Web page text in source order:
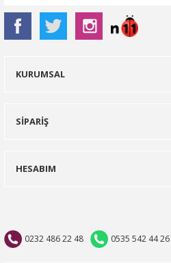
0232 486 22 48 0535 542 44 26
KURUMSAL
SİPARİŞ
HESABIM